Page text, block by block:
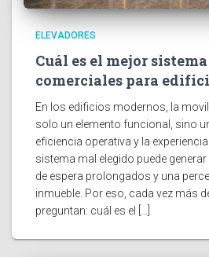
ELEVADORES
Cuál es el mejor
comerciales para
En los edificios modernos, la
solo un elemento funcional, sino
eficiencia operativa y la
sistema mal elegido puede
de espera prolongados y una
inmueble. Por eso, cada vez más
preguntan: cuál es el […]